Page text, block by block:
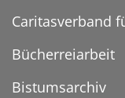
Caritasverband
Bücherreiarbeit
Bistumsarchiv